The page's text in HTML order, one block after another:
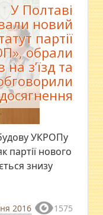
У Полтаві
новий
партії
обрали
на з’їзд та
УКРОПу
партії нового
знизу
2016 1575